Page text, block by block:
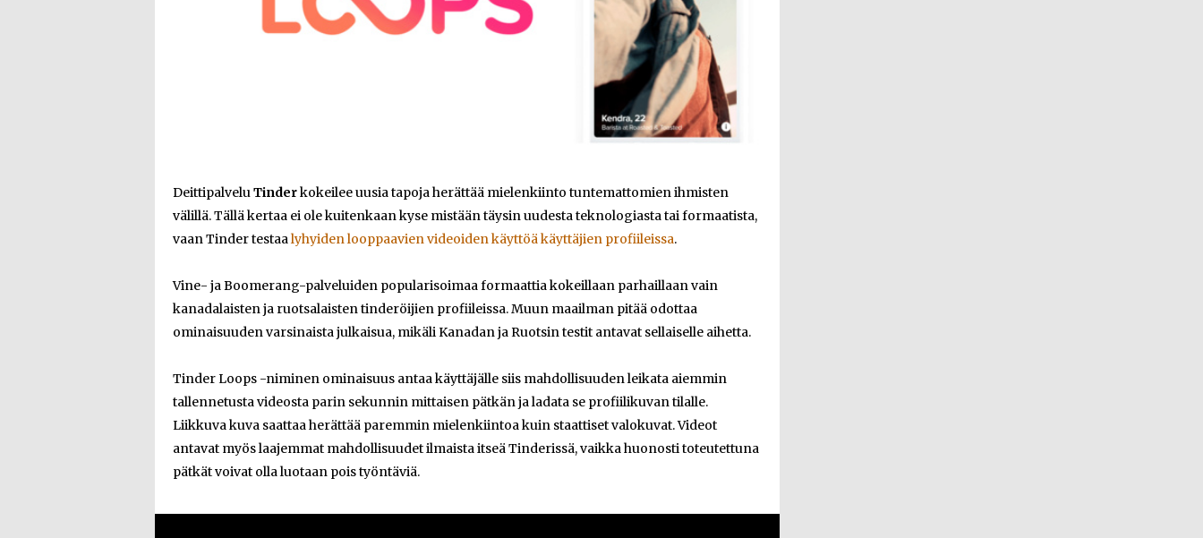
DeittipalveluTinderkokeilee uusia tapoja herättää mielenkiinto tuntemattomien ihmisten
välillä. Tällä kertaa ei ole kuitenkaan kyse mistään täysin uudesta teknologiasta tai formaatista,
vaan Tinder testaalyhyiden looppaavien videoiden käyttöä käyttäjien profiileissa.
Vine- ja Boomerang-palveluiden popularisoimaa formaattia kokeillaan parhaillaan vain
kanadalaisten ja ruotsalaisten tinderöijien profiileissa. Muun maailman pitää odottaa
ominaisuuden varsinaista julkaisua, mikäli Kanadan ja Ruotsin testit antavat sellaiselle aihetta.
Tinder Loops -niminen ominaisuus antaa käyttäjälle siis mahdollisuuden leikata aiemmin
tallennetusta videosta parin sekunnin mittaisen pätkän ja ladata se profiilikuvan tilalle.
Liikkuva kuva saattaa herättää paremmin mielenkiintoa kuin staattiset valokuvat. Videot
antavat myös laajemmat mahdollisuudet ilmaista itseä Tinderissä, vaikka huonosti toteutettuna
pätkät voivat olla luotaan pois työntäviä.